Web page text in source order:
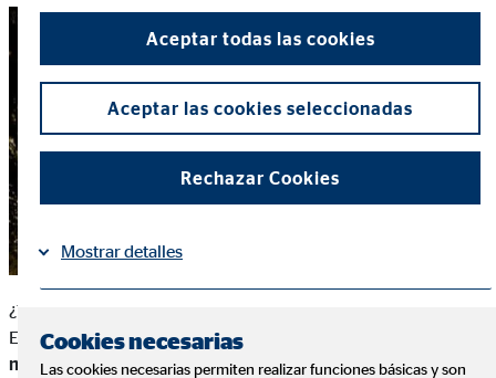
¿Te preocupa no saber cuánto vas a cobrar cuando te jubiles?
En España hay9,4 millones de pensionistas
millones de pensiones. Lapensión media de jubilaciónse
Aceptar todas las cookies
Aceptar las cookies seleccionadas
Rechazar Cookies
Mostrar detalles
Cookies necesarias
Las cookies necesarias permiten realizar funciones básicas y son